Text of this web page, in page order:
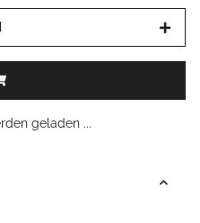
geladen ...